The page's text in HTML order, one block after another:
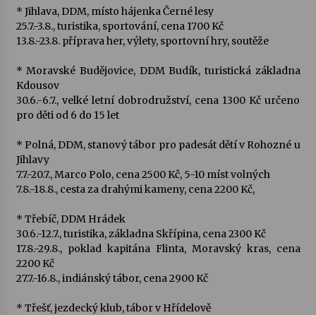
* Jihlava, DDM, místo hájenka Černé lesy
25.7.-3.8., turistika, sportování, cena 1700 Kč
13.8.-23.8. příprava her, výlety, sportovní hry, soutěže
* Moravské Budějovice, DDM Budík, turistická základna
Kdousov
30.6.-6.7., velké letní dobrodružství, cena 1300 Kč určeno
pro děti od 6 do 15 let
* Polná, DDM, stanový tábor pro padesát dětí v Rohozné u
Jihlavy
7.7.-20.7., Marco Polo, cena 2500 Kč, 5-10 míst volných
7.8.-18.8., cesta za drahými kameny, cena 2200 Kč,
* Třebíč, DDM Hrádek
30.6.-12.7., turistika, základna Skřípina, cena 2300 Kč
17.8.-29.8., poklad kapitána Flinta, Moravský kras, cena
2200 Kč
27.7.-16.8., indiánský tábor, cena 2900 Kč
* Třešť, jezdecký klub, tábor v Hřídelově